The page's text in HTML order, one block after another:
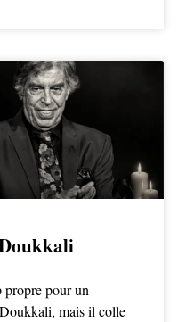
propre pour un
mais il colle